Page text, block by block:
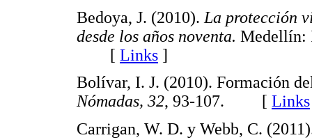
Bedoya, J. (2010). La protección
desde los años noventa. Medellín:
[ Links ]
Bolívar, I. J. (2010). Formación
Nómadas, 32, 93-107. [ Links
Carrigan, W. D. y Webb, C.